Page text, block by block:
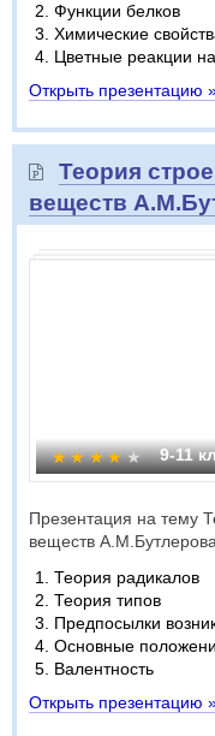
Функции белков
Химические
Цветные реакции
Открыть презентацию
Теория
веществ
9-11
Презентация на тему
веществ А.М.Бутлерова
Теория радикалов
Теория типов
Предпосылки
Основные
Валентность
Открыть презентацию